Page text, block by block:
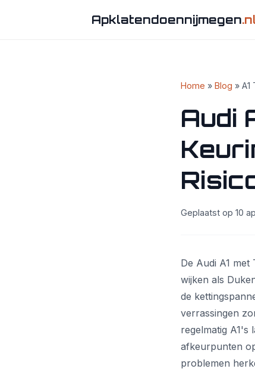
Apklatendoennijmegen
Home » Blog » A1
Audi
Geplaatst op 10
De Audi A1
wijken als
de
verrassingen
regelmatig A1's
afkeurpunten
problemen